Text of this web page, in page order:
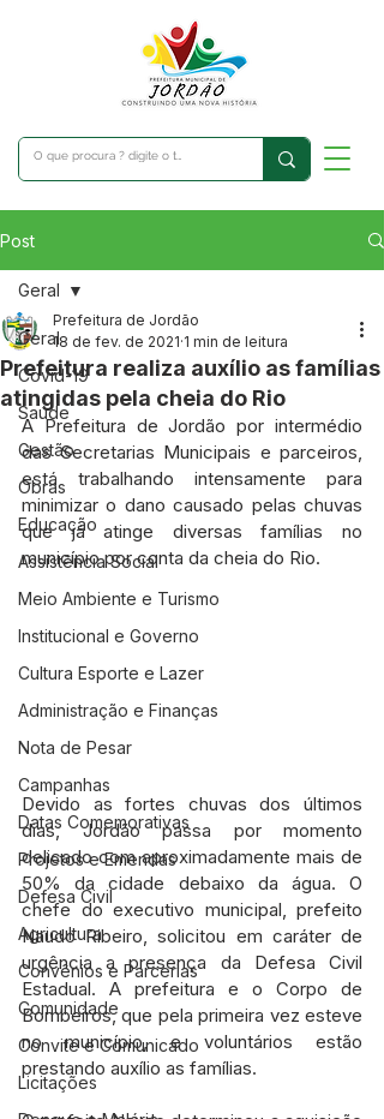
Post
Geral
Covid-19
Saúde
Gestão
Obras
Educação
Assistência Social
Meio Ambiente e Turismo
Institucional e Governo
Cultura Esporte e Lazer
Administração e Finanças
Nota de Pesar
Campanhas
Datas Comemorativas
Projetos e Emendas
Defesa Civil
Agricultura
Convênios e Parcerias
Comunidade
Convite e Comunicado
Licitações
Geral
Prefeitura realiza auxílio as famílias
atingidas pela cheia do Rio
Prefeitura de Jordão
18 de fev. de 2021 1 min de leitura
A Prefeitura de Jordão por intermédio
das Secretarias Municipais e parceiros,
está trabalhando intensamente para
minimizar o dano causado pelas chuvas
que já atinge diversas famílias no
município por conta da cheia do Rio.
Devido as fortes chuvas dos últimos
dias, Jordão passa por momento
delicado com aproximadamente mais de
50% da cidade debaixo da água. O
chefe do executivo municipal, prefeito
Naudo Ribeiro, solicitou em caráter de
urgência a presença da Defesa Civil
Estadual. A prefeitura e o Corpo de
Bombeiros, que pela primeira vez esteve
no município, e voluntários estão
prestando auxílio as famílias.